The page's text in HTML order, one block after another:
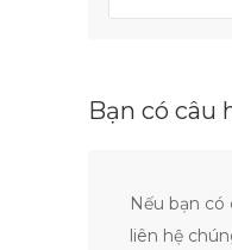
Bạn có câu
Nếu bạn có
liên hệ